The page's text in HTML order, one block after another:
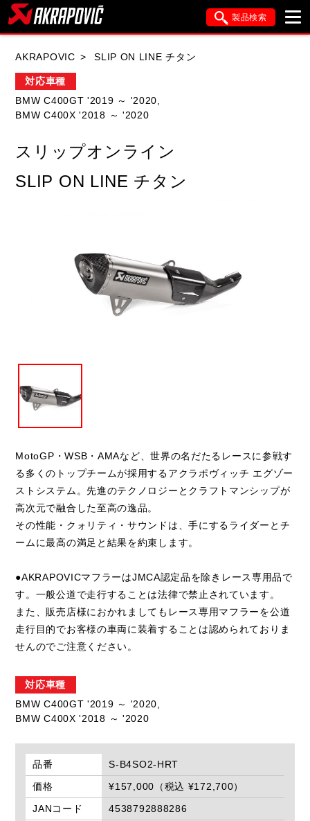
製品検索
KAWASAKI APRILIA
FANTIC GASGAS GILERA
SYM TRIUMPH VESPA
AKRAPOVIC SLIP ON LINE チタン
対応車種
BMW C400GT '2019 ～ '2020,
BMW C400X '2018 ～ '2020
スリップオンライン
SLIP ON LINE チタン
MotoGP・WSB・AMAなど、世界の名だたるレースに参戦す
る多くのトップチームが採用するアクラポヴィッチ エグゾー
ストシステム。先進のテクノロジーとクラフトマンシップが
高次元で融合した至高の逸品。
その性能・クォリティ・サウンドは、手にするライダーとチ
ームに最高の満足と結果を約束します。
●AKRAPOVICマフラーはJMCA認定品を除きレース専用品で
す。一般公道で走行することは法律で禁止されています。
また、販売店様におかれましてもレース専用マフラーを公道
走行目的でお客様の車両に装着することは認められておりま
せんのでご注意ください。
対応車種
BMW C400GT '2019 ～ '2020,
BMW C400X '2018 ～ '2020
品番
S-B4SO2-HRT
価格
¥157,000（税込 ¥172,700）
JANコード
4538792888286